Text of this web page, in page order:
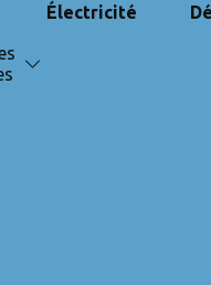
Électricité